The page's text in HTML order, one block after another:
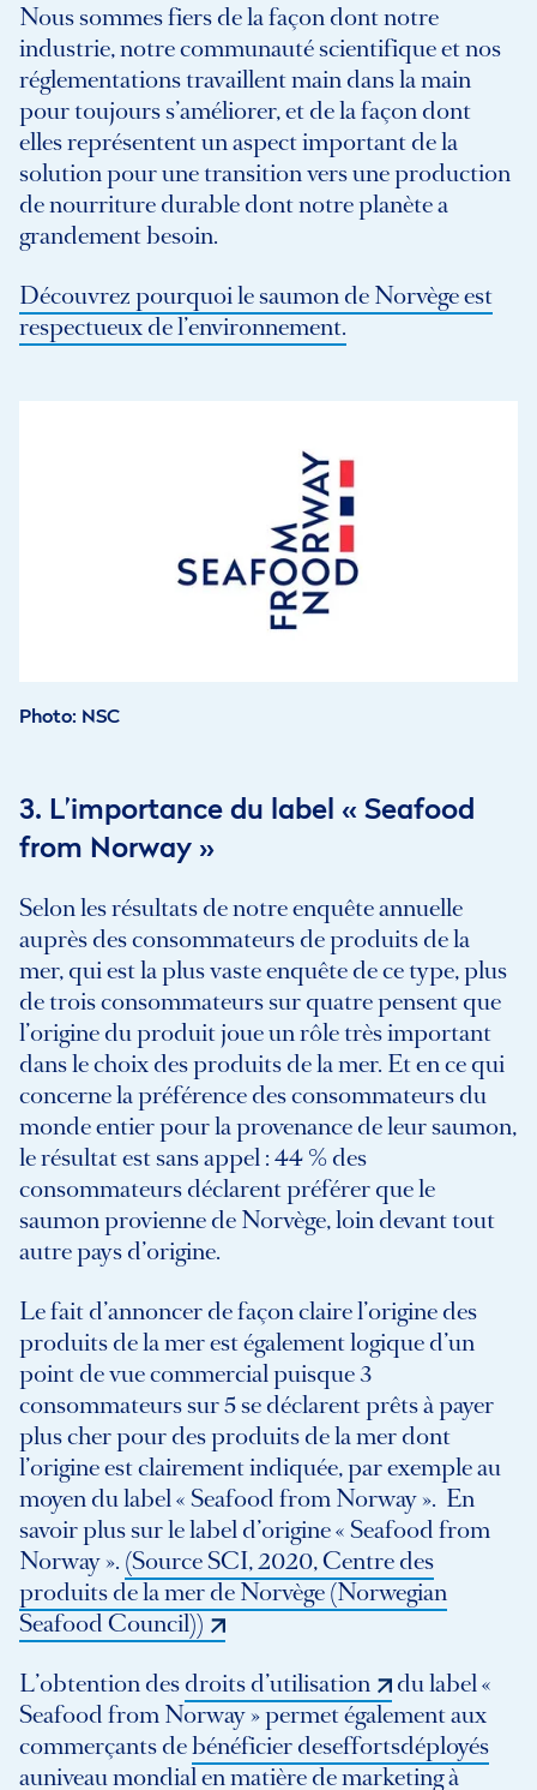
Nous sommes fiers de la façon dont notre
industrie, notre communauté scientifique et nos
réglementations travaillent main dans la main
pour toujours s’améliorer, et de la façon dont
elles représentent un aspect important de la
solution pour une transition vers une production
de nourriture durable dont notre planète a
grandement besoin.
Découvrez pourquoi le saumon de Norvège est
respectueux de l’environnement.
Photo NSC
3. L’importance du label « Seafood
from Norway »
Selon les résultats de notre enquête annuelle
auprès des consommateurs de produits de la
mer, qui est la plus vaste enquête de ce type, plus
de trois consommateurs sur quatre pensent que
l’origine du produit joue un rôle très important
dans le choix des produits de la mer. Et en ce qui
concerne la préférence des consommateurs du
monde entier pour la provenance de leur saumon,
le résultat est sans appel : 44 % des
consommateurs déclarent préférer que le
saumon provienne de Norvège, loin devant tout
autre pays d’origine.
Le fait d’annoncer de façon claire l’origine des
produits de la mer est également logique d’un
point de vue commercial puisque 3
consommateurs sur 5 se déclarent prêts à payer
plus cher pour des produits de la mer dont
l’origine est clairement indiquée, par exemple au
moyen du label « Seafood from Norway ». En
savoir plus sur le label d’origine « Seafood from
Norway ». (Source SCI, 2020, Centre des
produits de la mer de Norvège (Norwegian
Seafood Council))
L’obtention desdroits d’utilisation
du label «
Seafood from Norway » permet également aux
commerçants debénéficier deseffortsdéployés
auniveau mondial en matière de marketing à